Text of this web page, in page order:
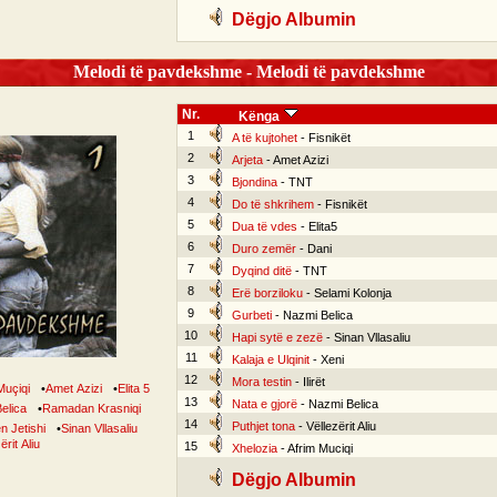
Dëgjo Albumin
Melodi të pavdekshme - Melodi të pavdekshme
•Amet Azizi •Elita 5
•Ramadan Krasniqi
Jetishi
•Sinan Vllasaliu
Aliu
Nr. Kënga
1 A të kujtohet- Fisnikët
2
Arjeta- Amet Azizi
3
Bjondina- TNT
4
Do të shkrihem- Fisnikët
5
Dua të vdes - Elita5
6
Duro zemër- Dani
7
Dyqind ditë- TNT
8
Erë borziloku- Selami Kolonja
9
Gurbeti- Nazmi Belica
10
Hapi sytë e zezë- Sinan Vllasaliu
11
Kalaja e Ulqinit- Xeni
12
Mora testin- Ilirët
13
Nata e gjorë- Nazmi Belica
14
Puthjet tona- Vëllezërit Aliu
15
Xhelozia- Afrim Muciqi
Dëgjo Albumin